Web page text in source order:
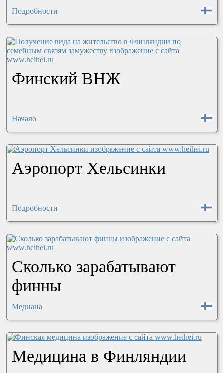
Подробности
Финский ВНЖ
Начало
Аэропорт Хельсинки
Подробности
Сколько зарабатывают
финны
Медиана
Медицина в Финляндии